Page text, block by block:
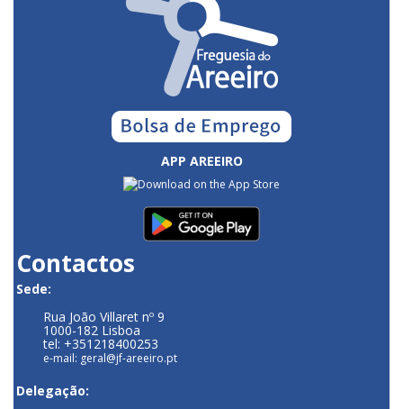
APP AREEIRO
Contactos
Sede:
Rua João Villaret nº 9
1000-182 Lisboa
tel: +351218400253
e-mail: geral@jf-areeiro.pt
Delegação: